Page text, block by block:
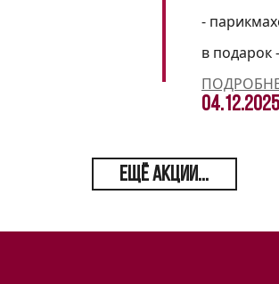
-
в подарок -
04.12.2025
ЕЩЁ АКЦИИ...